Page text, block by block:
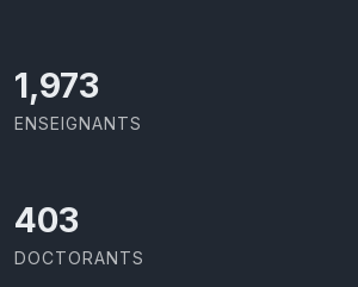
2,142
ENSEIGNANTS
437
DOCTORANTS